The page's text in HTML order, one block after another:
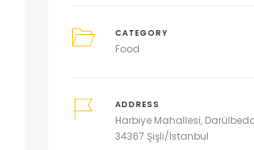
CATEGORY
Food
ADDRESS
Harbiye Mahallesi,
34367 Şişli/İstanbul